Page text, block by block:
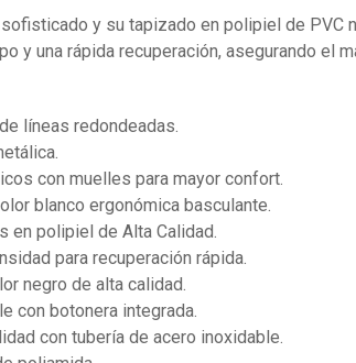
y su tapizado en polipiel de
y una rápida recuperación, asegurando el
líneas redondeadas.
con muelles para mayor confort.
blanco ergonómica basculante.
en polipiel de Alta Calidad.
para recuperación rápida.
negro de alta calidad.
con botonera integrada.
con tubería de acero inoxidable.